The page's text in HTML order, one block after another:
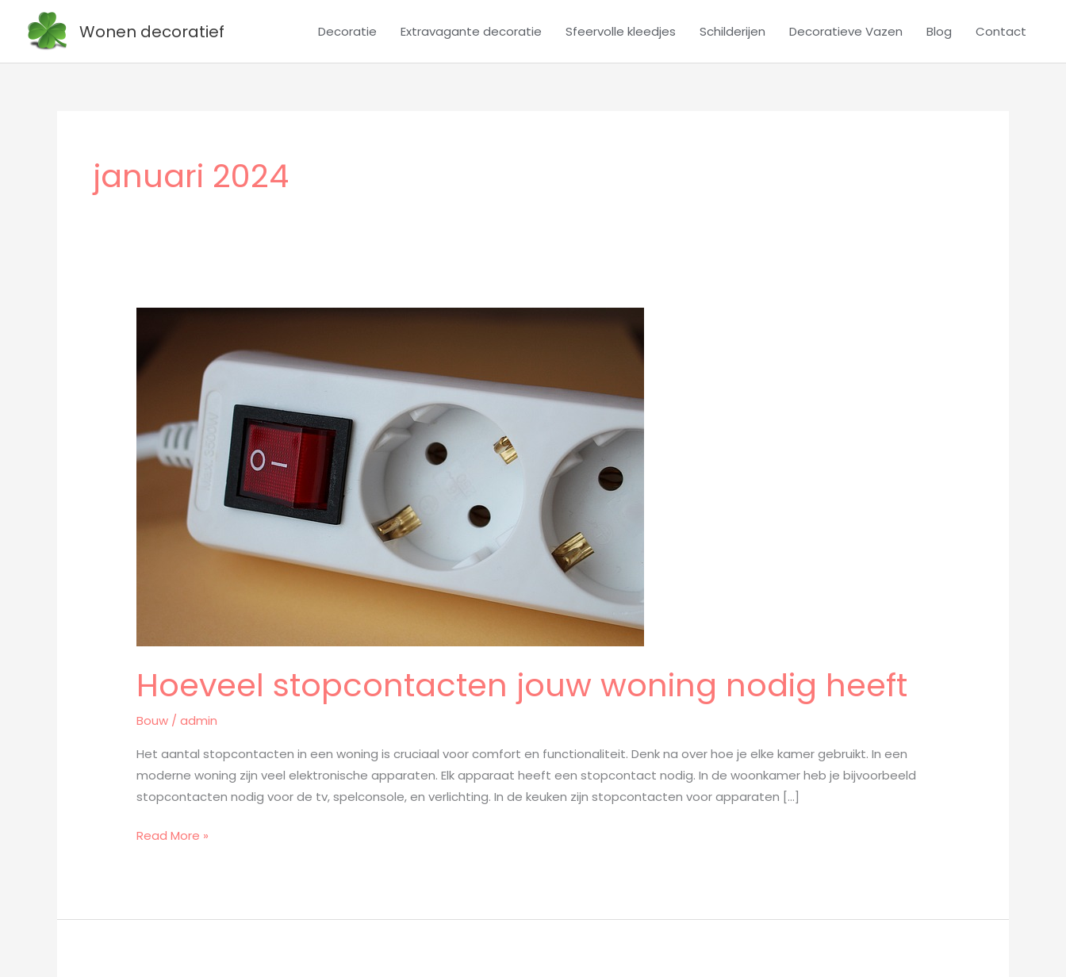
Wonen decoratief Decoratie Extravagante decoratie Sfeervolle kleedjes Schilderijen Decoratieve Vazen Blog Contact
januari 2024
Hoeveel stopcontacten jouw woning nodig heeft
Bouw /admin
Het aantal stopcontacten in een woning is cruciaal voor comfort en functionaliteit. Denk na over hoe je elke kamer gebruikt. In een
moderne woning zijn veel elektronische apparaten. Elk apparaat heeft een stopcontact nodig. In de woonkamer heb je bijvoorbeeld
stopcontacten nodig voor de tv, spelconsole, en verlichting. In de keuken zijn stopcontacten voor apparaten […]
jouw
heeft
Read More »